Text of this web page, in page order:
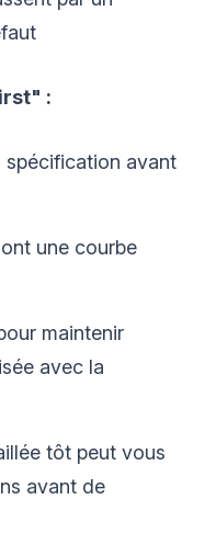
:
spécification avant
une courbe
maintenir
avec la
tôt peut vous
avant de